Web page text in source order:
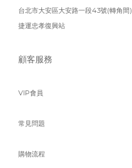
台北市大安區大安路一段43號(轉角間)
捷運忠孝復興站
顧客服務
VIP會員
常見問題
購物流程